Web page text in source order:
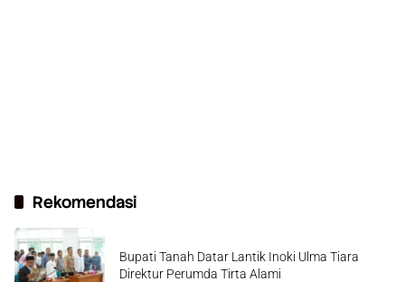
Rekomendasi
Bupati Tanah Datar Lantik Inoki Ulma Tiara
Direktur Perumda Tirta Alami